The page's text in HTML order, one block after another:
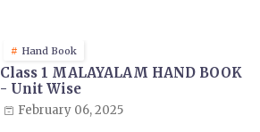
Hand Book
Class 1 MALAYALAM HAND BOOK
- Unit Wise
February 06, 2025